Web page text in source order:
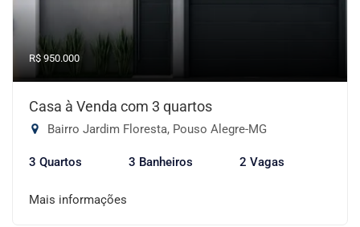
R$ 950.000
Casa à Venda com 3 quartos
Bairro Jardim Floresta, Pouso Alegre-MG
3 Quartos 3 Banheiros 2 Vagas
Mais informações